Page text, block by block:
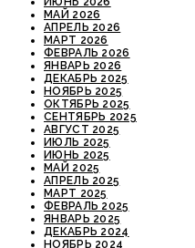
МАЙ 2026
АПРЕЛЬ 2026
МАРТ 2026
ФЕВРАЛЬ 2026
ЯНВАРЬ 2026
ДЕКАБРЬ 2025
НОЯБРЬ 2025
ОКТЯБРЬ 2025
СЕНТЯБРЬ 2025
АВГУСТ 2025
ИЮЛЬ 2025
ИЮНЬ 2025
МАЙ 2025
АПРЕЛЬ 2025
МАРТ 2025
ФЕВРАЛЬ 2025
ЯНВАРЬ 2025
ДЕКАБРЬ 2024
НОЯБРЬ 2024